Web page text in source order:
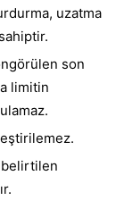
uzatma
son
limitin
belirtilen